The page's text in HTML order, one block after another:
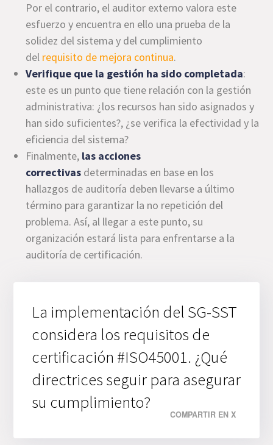
Por el contrario, el auditor externo valora este
esfuerzo y encuentra en ello una prueba de la
solidez del sistema y del cumplimiento
del requisito de mejora continua.
Verifique que la gestión ha sido completada:
este es un punto que tiene relación con la gestión
administrativa: ¿los recursos han sido asignados y
han sido suficientes?, ¿se verifica la efectividad y la
eficiencia del sistema?
Finalmente, las acciones
correctivas determinadas en base en los
hallazgos de auditoría deben llevarse a último
término para garantizar la no repetición del
problema. Así, al llegar a este punto, su
organización estará lista para enfrentarse a la
auditoría de certificación.
La implementación del SG-SST
considera los requisitos de
certificación #ISO45001. ¿Qué
directrices seguir para asegurar
su cumplimiento?
COMPARTIR EN X